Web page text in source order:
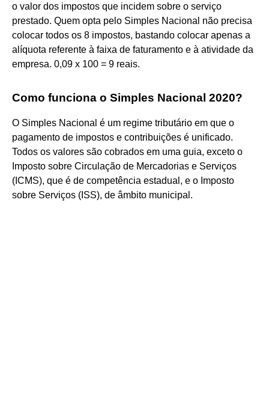
o valor dos impostos que incidem sobre o serviço
prestado. Quem opta pelo Simples Nacional não precisa
colocar todos os 8 impostos, bastando colocar apenas a
alíquota referente à faixa de faturamento e à atividade da
empresa. 0,09 x 100 = 9 reais.
Como funciona o Simples Nacional 2020?
O Simples Nacional é um regime tributário em que o
pagamento de impostos e contribuições é unificado.
Todos os valores são cobrados em uma guia, exceto o
Imposto sobre Circulação de Mercadorias e Serviços
(ICMS), que é de competência estadual, e o Imposto
sobre Serviços (ISS), de âmbito municipal.